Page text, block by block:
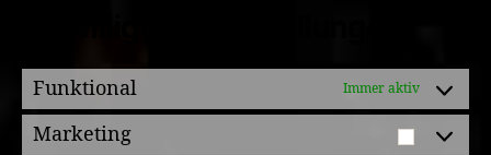
Funktional Immer aktiv
Marketing